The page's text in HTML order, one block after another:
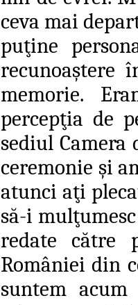
ceva mai
puţine
recunoaştere
memorie.
percepţia de
sediul Camera
ceremonie şi
atunci aţi
să-i
redate către
României din
suntem